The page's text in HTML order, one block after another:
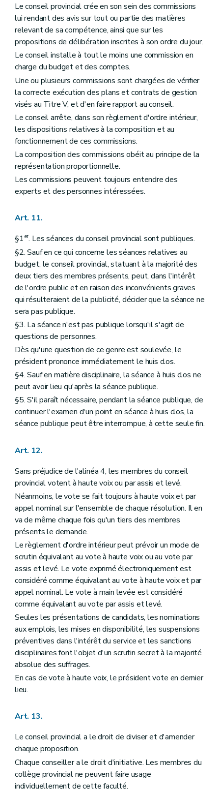
Le conseil provincial crée en son sein des commissions
lui rendant des avis sur tout ou partie des matières
relevant de sa compétence, ainsi que sur les
propositions de délibération inscrites à son ordre du jour.
Le conseil installe à tout le moins une commission en
charge du budget et des comptes.
Une ou plusieurs commissions sont chargées de vérifier
la correcte exécution des plans et contrats de gestion
visés au Titre V, et d'en faire rapport au conseil.
Le conseil arrête, dans son règlement d'ordre intérieur,
les dispositions relatives à la composition et au
fonctionnement de ces commissions.
La composition des commissions obéit au principe de la
représentation proportionnelle.
Les commissions peuvent toujours entendre des
experts et des personnes intéressées.
Art. 11.
§1er. Les séances du conseil provincial sont publiques.
§2. Sauf en ce qui concerne les séances relatives au
budget, le conseil provincial, statuant à la majorité des
deux tiers des membres présents, peut, dans l'intérêt
de l'ordre public et en raison des inconvénients graves
qui résulteraient de la publicité, décider que la séance ne
sera pas publique.
§3. La séance n'est pas publique lorsqu'il s'agit de
questions de personnes.
Dès qu'une question de ce genre est soulevée, le
président prononce immédiatement le huis clos.
§4. Sauf en matière disciplinaire, la séance à huis clos ne
peut avoir lieu qu'après la séance publique.
§5. S'il paraît nécessaire, pendant la séance publique, de
continuer l'examen d'un point en séance à huis clos, la
séance publique peut être interrompue, à cette seule fin.
Art. 12.
Sans préjudice de l'alinéa 4, les membres du conseil
provincial votent à haute voix ou par assis et levé.
Néanmoins, le vote se fait toujours à haute voix et par
appel nominal sur l'ensemble de chaque résolution. Il en
va de même chaque fois qu'un tiers des membres
présents le demande.
Le règlement d'ordre intérieur peut prévoir un mode de
scrutin équivalant au vote à haute voix ou au vote par
assis et levé. Le vote exprimé électroniquement est
considéré comme équivalant au vote à haute voix et par
appel nominal. Le vote à main levée est considéré
comme équivalant au vote par assis et levé.
Seules les présentations de candidats, les nominations
aux emplois, les mises en disponibilité, les suspensions
préventives dans l'intérêt du service et les sanctions
disciplinaires font l'objet d'un scrutin secret à la majorité
absolue des suffrages.
En cas de vote à haute voix, le président vote en dernier
lieu.
Art. 13.
Le conseil provincial a le droit de diviser et d'amender
chaque proposition.
Chaque conseiller a le droit d'initiative. Les membres du
collège provincial ne peuvent faire usage
individuellement de cette faculté.